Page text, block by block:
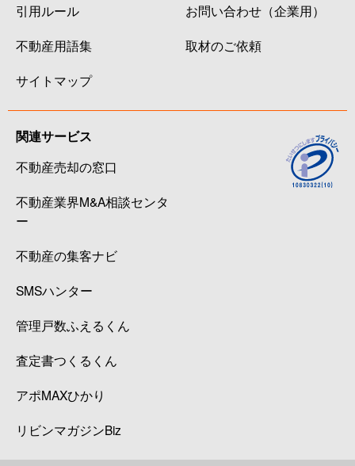
引用ルール
不動産用語集
サイトマップ
お問い合わせ（企業用）
取材のご依頼
関連サービス
不動産売却の窓口
不動産業界M&A相談センタ
ー
不動産の集客ナビ
SMSハンター
管理戸数ふえるくん
査定書つくるくん
アポMAXひかり
リビンマガジンBiz